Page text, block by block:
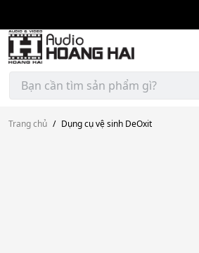
content
Tìm
kiếm:
Trang chủ / Dụng cụ vệ sinh DeOxit